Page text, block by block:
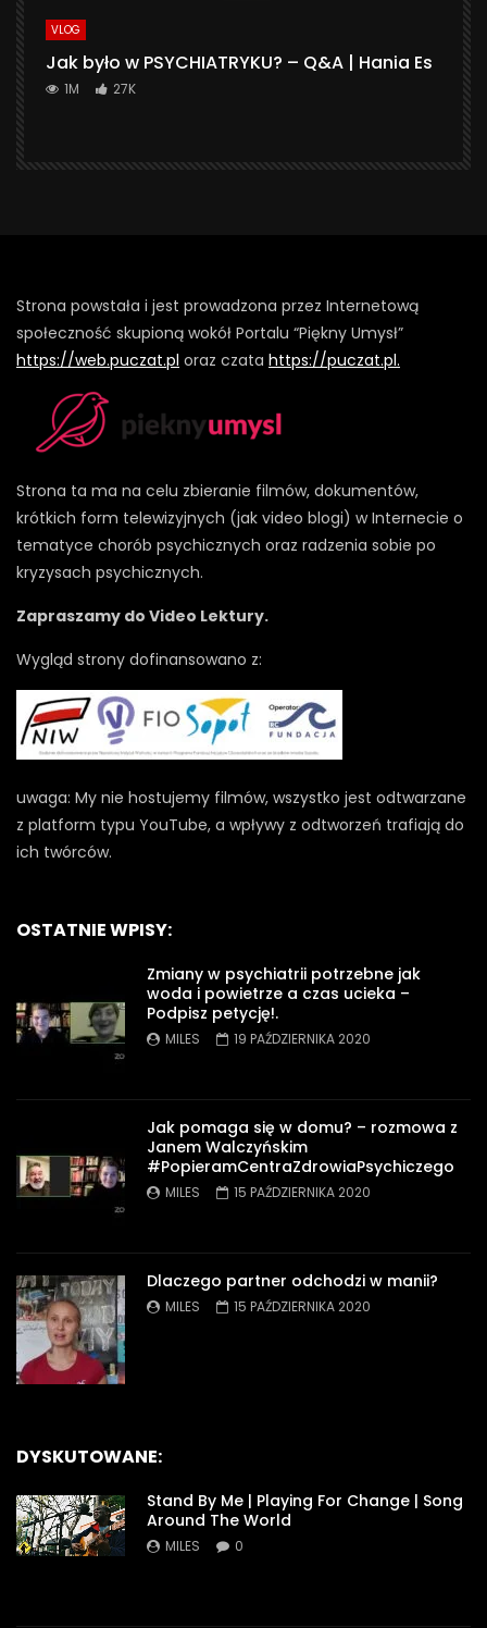
VLOG
Jak było w PSYCHIATRYKU? – Q&A | Hania Es
1M 27K
Strona powstała i jest prowadzona przez Internetową
społeczność skupioną wokół Portalu “Piękny Umysł”
https://web.puczat.pl oraz czata https://puczat.pl.
Strona ta ma na celu zbieranie filmów, dokumentów,
krótkich form telewizyjnych (jak video blogi) w Internecie o
tematyce chorób psychicznych oraz radzenia sobie po
kryzysach psychicznych.
Zapraszamy do Video Lektury.
Wygląd strony dofinansowano z:
uwaga: My nie hostujemy filmów, wszystko jest odtwarzane
z platform typu YouTube, a wpływy z odtworzeń trafiają do
ich twórców.
OSTATNIE WPISY:
Zmiany w psychiatrii potrzebne jak
woda i powietrze a czas ucieka –
Podpisz petycję!.
MILES 19 PAŹDZIERNIKA 2020
Jak pomaga się w domu? – rozmowa z
Janem Walczyńskim
#PopieramCentraZdrowiaPsychiczego
MILES 15 PAŹDZIERNIKA 2020
Dlaczego partner odchodzi w manii?
MILES 15 PAŹDZIERNIKA 2020
DYSKUTOWANE:
Stand By Me | Playing For Change | Song
Around The World
MILES 0